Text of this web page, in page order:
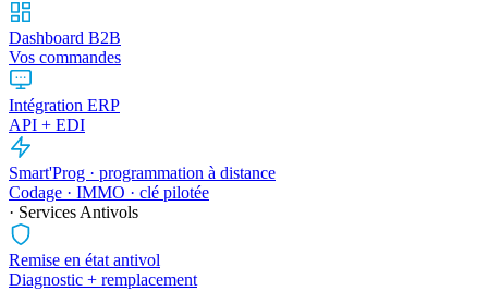
Dashboard B2B
Vos commandes
Intégration ERP
API + EDI
Smart'Prog · programmation à distance
Codage · IMMO · clé pilotée
· Services Antivols
Remise en état antivol
Diagnostic + remplacement